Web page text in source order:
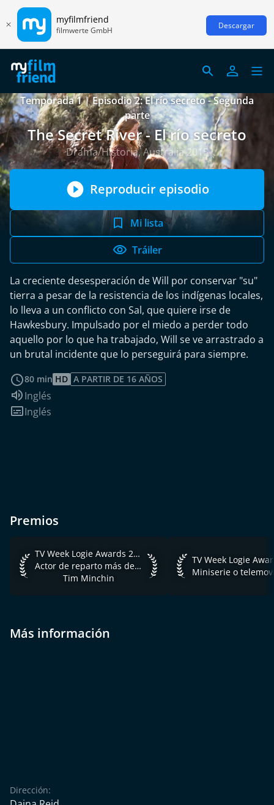
myfilmfriend
filmwerte GmbH Descargar
Temporada 1 | Episodio 2: El río secreto - Segunda
parte
The Secret River - El río secreto
Drama/Historia, Australia 2015
Reproducir episodio
Mi lista
Tráiler
La creciente desesperación de Will por conservar "su"
tierra a pesar de la resistencia de los indígenas locales,
lo lleva a un conflicto con Sal, que quiere irse de
Hawkesbury. Impulsado por el miedo a perder todo
aquello por lo que ha trabajado, Will se ve arrastrado a
un brutal incidente que lo perseguirá para siempre.
80 min HD A PARTIR DE 16 AÑOS
Idioma de audio:
Inglés
Subtítulos:
Inglés
Premios
TV Week Logie Awards 2016 Actor de reparto más
TV Week Logie Awards 2016
Actor de reparto más destacado
Tim Minchin
TV Week Logie
Más información
Dirección: